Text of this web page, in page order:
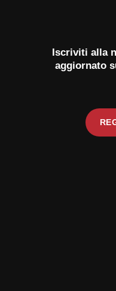
Iscriviti alla
aggiornato